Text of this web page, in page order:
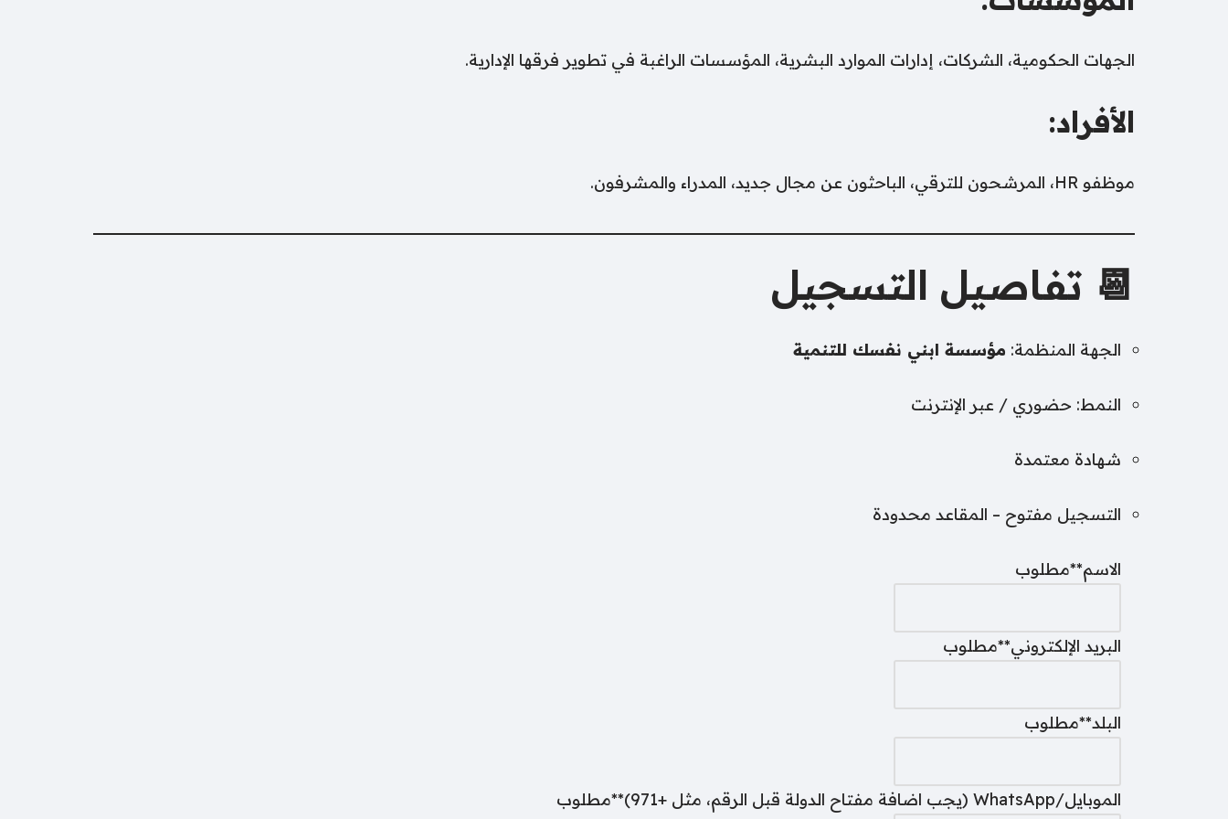
الجهات الحكومية، الشركات، إدارات الموارد البشرية، المؤسسات الراغبة في تطوير فرقها الإدارية.
الأفراد:
موظفو HR، المرشحون للترقي، الباحثون عن مجال جديد، المدراء والمشرفون.
📆 تفاصيل التسجيل
الجهة المنظمة: مؤسسة ابني نفسك للتنمية
النمط: حضوري / عبر الإنترنت
شهادة معتمدة
التسجيل مفتوح – المقاعد محدودة
الاسم**مطلوب
البريد الإلكتروني**مطلوب
البلد**مطلوب
الموبايل/WhatsApp (يجب اضافة مفتاح الدولة قبل الرقم، مثل +971) **مطلوب